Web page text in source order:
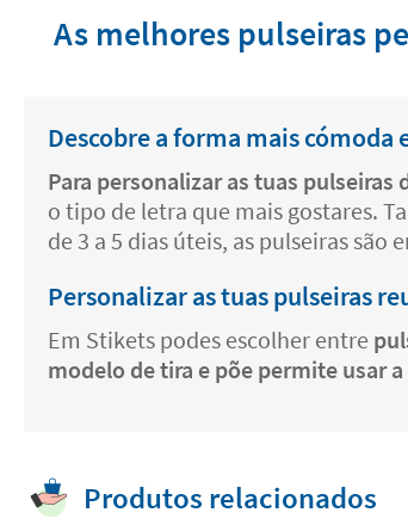
As melhores pulseiras
Descobre a forma mais
Para personalizar as tuas pulseiras
o tipo de letra que mais gostares.
de 3 a 5 dias úteis, as pulseiras são
Personalizar as tuas pulseiras
Em Stikets podes escolher entre
modelo de tira e põe permite usar
Produtos relacionados